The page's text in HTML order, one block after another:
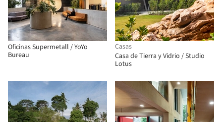
Oficinas Supermetall / YoYo
Bureau
Casas
Casa de Tierra y Vidrio / Studio
Lotus